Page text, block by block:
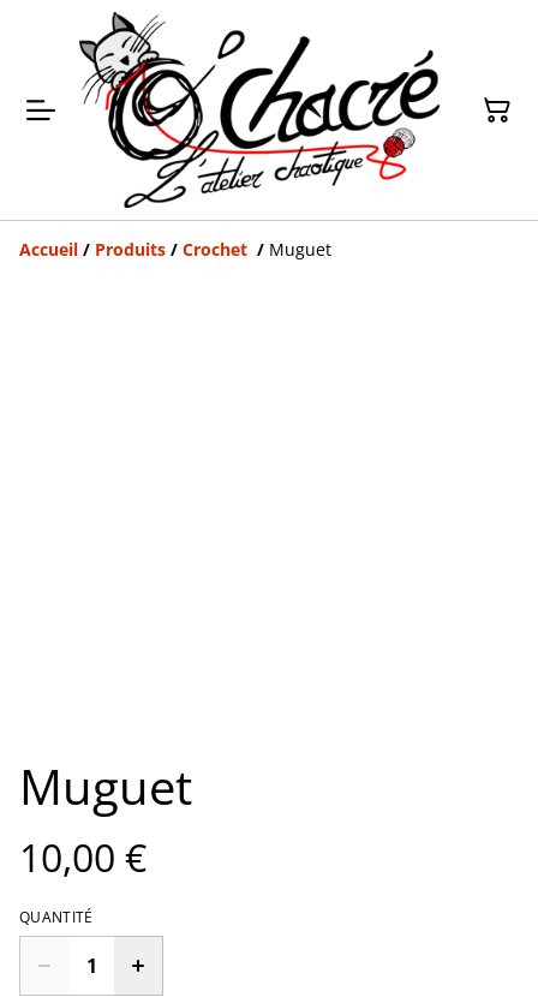
Accueil / Produits / Crochet / Muguet
Muguet
10,00 €
QUANTITÉ